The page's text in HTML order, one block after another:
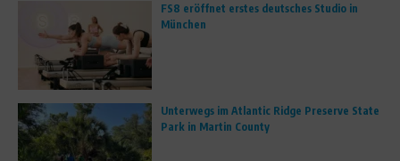
FS8 eröffnet erstes deutsches Studio in
München
Unterwegs im Atlantic Ridge Preserve State
Park in Martin County